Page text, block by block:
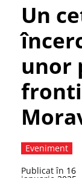
Un
unor
Eveniment
Publicat în 16